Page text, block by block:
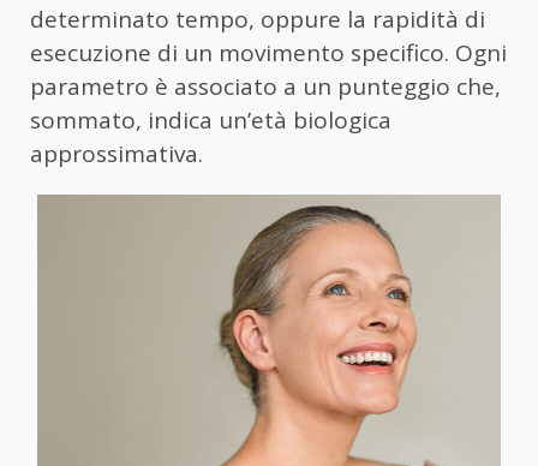
determinato tempo, oppure la rapidità di
esecuzione di un movimento specifico. Ogni
parametro è associato a un punteggio che,
sommato, indica un’età biologica
approssimativa.